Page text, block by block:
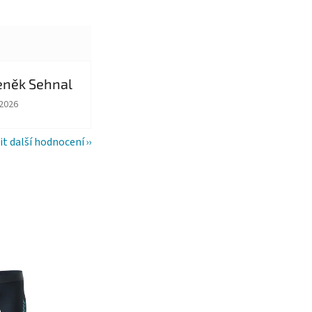
Sehnal
obchodu je 5 z 5 hvězdiček.
další hodnocení